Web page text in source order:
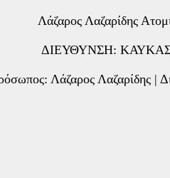
Λάζαρος Λαζαρίδης
ΔΙΕΥΘΥΝΣΗ:
Λάζαρος Λαζαρίδης |